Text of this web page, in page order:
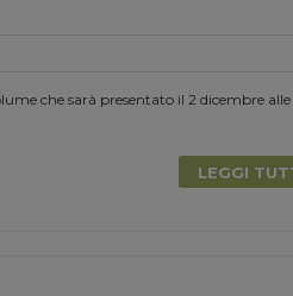
che sarà presentato il 2 dicembre alle
LEGGI